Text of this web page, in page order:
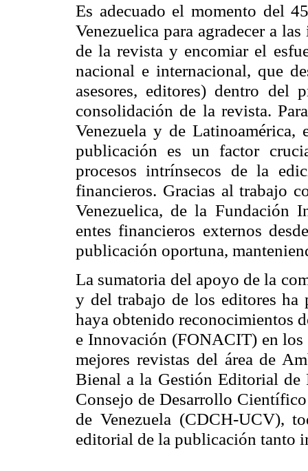
Es adecuado el momento del
Venezuelica para agradecer a
de la revista y encomiar el
nacional e internacional, que
asesores, editores) dentro del
consolidación de la revista.
Venezuela y de
publicación es un factor
procesos intrínsecos de la
financieros. Gracias al trabajo
Venezuelica, dela Fundación
entes financieros externos
publicación oportuna,
La sumatoria del apoyo de la
y del trabajo de los editores
haya obtenido reconocimientos
e Innovación (FONACIT) en
mejores revistas del área de
Bienal ala Gestión Editorial de
Consejo de Desarrollo
de Venezuela (CDCH-UCV),
editorial de la publicación tanto